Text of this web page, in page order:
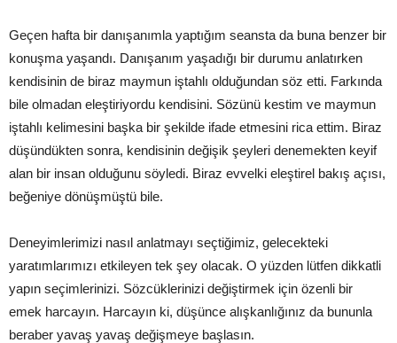
Geçen hafta bir danışanımla yaptığım seansta da buna benzer bir
konuşma yaşandı. Danışanım yaşadığı bir durumu anlatırken
kendisinin de biraz maymun iştahlı olduğundan söz etti. Farkında
bile olmadan eleştiriyordu kendisini. Sözünü kestim ve maymun
iştahlı kelimesini başka bir şekilde ifade etmesini rica ettim. Biraz
düşündükten sonra, kendisinin değişik şeyleri denemekten keyif
alan bir insan olduğunu söyledi. Biraz evvelki eleştirel bakış açısı,
beğeniye dönüşmüştü bile.
Deneyimlerimizi nasıl anlatmayı seçtiğimiz, gelecekteki
yaratımlarımızı etkileyen tek şey olacak. O yüzden lütfen dikkatli
yapın seçimlerinizi. Sözcüklerinizi değiştirmek için özenli bir
emek harcayın. Harcayın ki, düşünce alışkanlığınız da bununla
beraber yavaş yavaş değişmeye başlasın.